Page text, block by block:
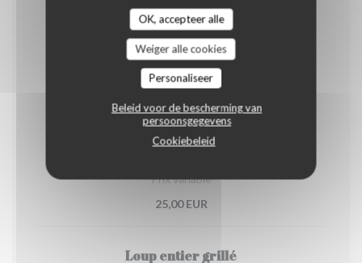
OK, accepteer alle
Weiger alle cookies
Personaliseer
Beleid voor de bescherming van
persoonsgegevens
Cookiebeleid
Daube de poulpes et seiches
Spécialité de la maison.
22,00 EUR
Prix variable
25,00 EUR
Loup entier grillé